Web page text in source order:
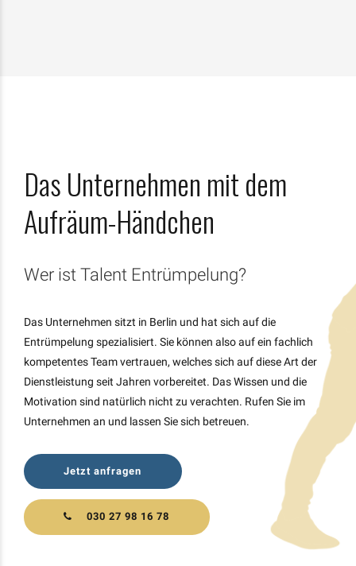
Das Unternehmen mit dem
Aufräum-Händchen
Wer ist Talent Entrümpelung?
Das Unternehmen sitzt in Berlin und hat sich auf die
Entrümpelung spezialisiert. Sie können also auf ein fachlich
kompetentes Team vertrauen, welches sich auf diese Art der
Dienstleistung seit Jahren vorbereitet. Das Wissen und die
Motivation sind natürlich nicht zu verachten. Rufen Sie im
Unternehmen an und lassen Sie sich betreuen.
Jetzt anfragen
030 27 98 16 78